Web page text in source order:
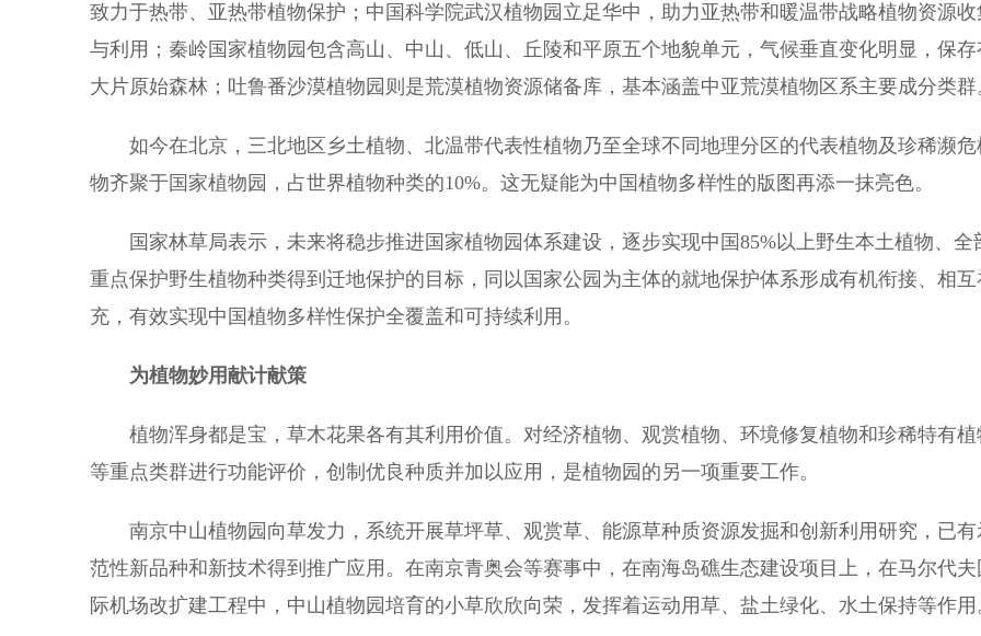
致力于热带、亚热带植物保护；中国科学院武汉植物园立足华中，助力亚热带和暖温带战略植物资源收
与利用；秦岭国家植物园包含高山、中山、低山、丘陵和平原五个地貌单元，气候垂直变化明显，保存
大片原始森林；吐鲁番沙漠植物园则是荒漠植物资源储备库，基本涵盖中亚荒漠植物区系主要成分类群
如今在北京，三北地区乡土植物、北温带代表性植物乃至全球不同地理分区的代表植物及珍稀濒危
物齐聚于国家植物园，占世界植物种类的10%。这无疑能为中国植物多样性的版图再添一抹亮色。
国家林草局表示，未来将稳步推进国家植物园体系建设，逐步实现中国85%以上野生本土植物、全
重点保护野生植物种类得到迁地保护的目标，同以国家公园为主体的就地保护体系形成有机衔接、相互
充，有效实现中国植物多样性保护全覆盖和可持续利用。
为植物妙用献计献策
植物浑身都是宝，草木花果各有其利用价值。对经济植物、观赏植物、环境修复植物和珍稀特有植
等重点类群进行功能评价，创制优良种质并加以应用，是植物园的另一项重要工作。
南京中山植物园向草发力，系统开展草坪草、观赏草、能源草种质资源发掘和创新利用研究，已有
范性新品种和新技术得到推广应用。在南京青奥会等赛事中，在南海岛礁生态建设项目上，在马尔代夫
际机场改扩建工程中，中山植物园培育的小草欣欣向荣，发挥着运动用草、盐土绿化、水土保持等作用